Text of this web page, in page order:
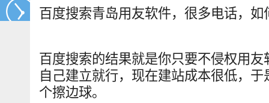
百度搜索青岛用友软件，很多电话，
百度搜索的结果就是你只要不侵权用
自己建立就行，现在建站成本很低，
个擦边球。